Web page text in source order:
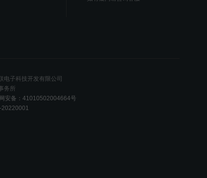
电子科技开发有限公司
务所
安备：41010502004664号
20220001